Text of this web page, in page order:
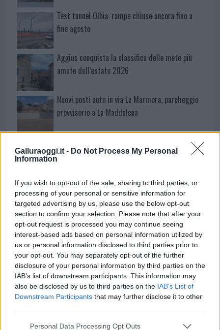
Galluraoggi.it - Do Not Process My Personal
Information
If you wish to opt-out of the sale, sharing to third parties, or
processing of your personal or sensitive information for
targeted advertising by us, please use the below opt-out
section to confirm your selection. Please note that after your
opt-out request is processed you may continue seeing
interest-based ads based on personal information utilized by
us or personal information disclosed to third parties prior to
your opt-out. You may separately opt-out of the further
disclosure of your personal information by third parties on the
IAB’s list of downstream participants. This information may
also be disclosed by us to third parties on the IAB’s List of
Downstream Participants that may further disclose it to other
Please note that this website/app uses one or more Google
Personal Data Processing Opt Outs
Test tunnel Olbia: rampe chiuse ancora fino a
fine agosto
Aggius conquista la classifica delle mete più
amate dell’estate 2026
Nuovi posti auto in via La Marmora, parcheggio
provvisorio a La Maddalena
bussano alle porte
NECROLOGIE
Mario Malu